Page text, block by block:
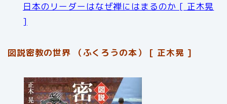
日本のリーダーはなぜ禅にはまるのか [ 正木晃
]
図説密教の世界 （ふくろうの本） [ 正木晃 ]